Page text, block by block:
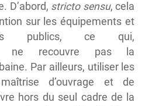
D’abord, stricto sensu, cela
sur les équipements et
publics, ce qui,
ne recouvre pas la
Par ailleurs, utiliser les
d’ouvrage et de
hors du seul cadre de la